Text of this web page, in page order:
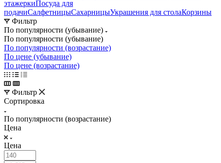
этажеркиПосуда для
подачиСалфетницыСахарницыУкрашения для столаКорзины
Фильтр
По популярности (убывание)
По популярности (убывание)
По популярности (возрастание)
По цене (убывание)
По цене (возрастание)
Фильтр
Сортировка
По популярности (возрастание)
Цена
Цена